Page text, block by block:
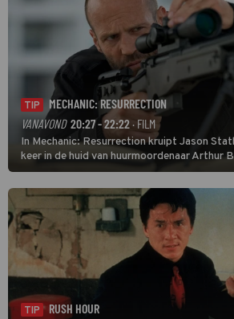
TIP
MECHANIC: RESURRECTION
VANAVOND 20:27 - 22:22· FILM
In Mechanic: Resurrection kruipt Jason
keer in de huid van huurmoordenaar Arthur
donder op kunt zeggen dat er van Bishops
veel terechtkomt.
TIP
RUSH HOUR